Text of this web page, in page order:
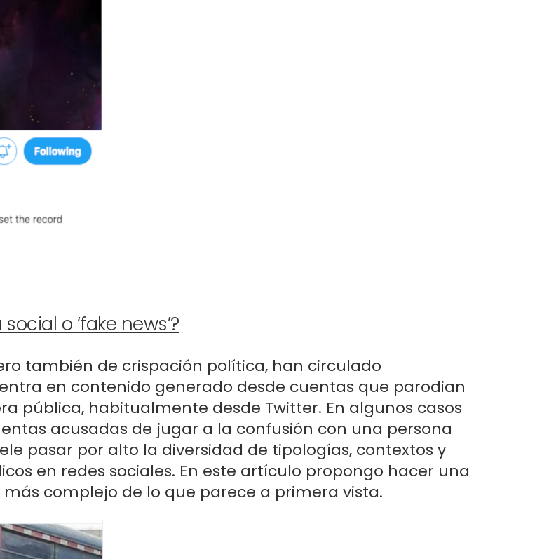
o ‘fake news’?
también de crispación política, han circulado
en contenido generado desde cuentas que parodian
pública, habitualmente desde Twitter. En algunos casos
acusadas de jugar a la confusión con una persona
pasar por alto la diversidad de tipologías, contextos y
en redes sociales. En este artículo propongo hacer una
complejo de lo que parece a primera vista.